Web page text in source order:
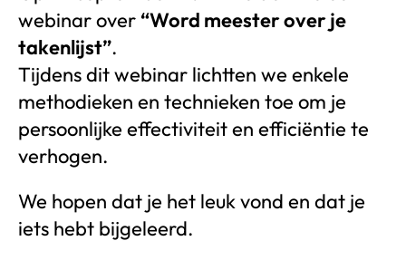
webinar over “Word meester over je
takenlijst”.
Tijdens dit webinar lichtten we enkele
methodieken en technieken toe om je
persoonlijke effectiviteit en efficiëntie te
verhogen.
We hopen dat je het leuk vond en dat je
iets hebt bijgeleerd.